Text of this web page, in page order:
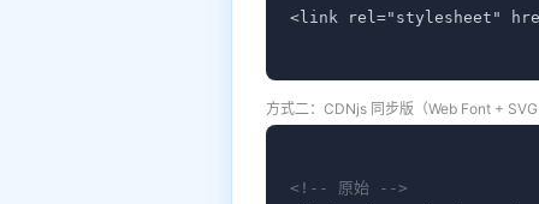
<link rel="stylesheet"
方式二：CDNjs 同步版（Web Font +
<!-- 原始 -->